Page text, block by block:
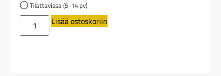
Tilattavissa (5-14 pv)
Lisää ostoskoriin